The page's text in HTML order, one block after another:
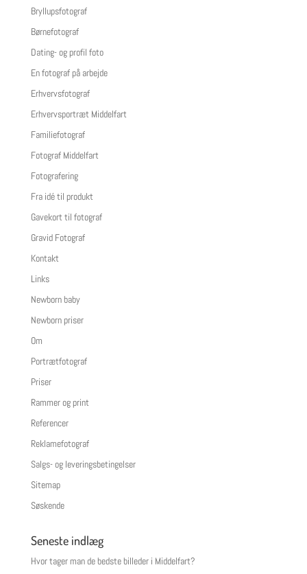
Bryllupsfotograf
Børnefotograf
Dating- og profil foto
En fotograf på arbejde
Erhvervsfotograf
Erhvervsportræt Middelfart
Familiefotograf
Fotograf Middelfart
Fotografering
Fra idé til produkt
Gavekort til fotograf
Gravid Fotograf
Kontakt
Links
Newborn baby
Newborn priser
Om
Portrætfotograf
Priser
Rammer og print
Referencer
Reklamefotograf
Salgs- og leveringsbetingelser
Sitemap
Søskende
Seneste indlæg
Hvor tager man de bedste billeder i Middelfart?